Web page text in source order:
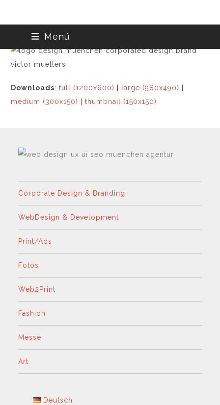
Menü
Downloads:full (1200x600) large (980x490)
medium (300x150)
|thumbnail (150x150)
Corporate Design & Branding
WebDesign & Development
Print/Ads
Fotos
Web2Print
Fashion
Messe
Art
Deutsch